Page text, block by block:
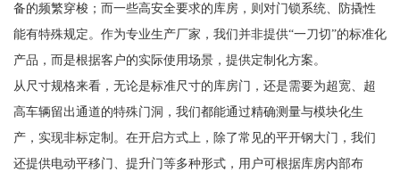
备的频繁穿梭；而一些高安全要求的库房，则对门锁系统、防撬性
能有特殊规定。作为专业生产厂家，我们并非提供“一刀切”的标准化
产品，而是根据客户的实际使用场景，提供定制化方案。
从尺寸规格来看，无论是标准尺寸的库房门，还是需要为超宽、超
高车辆留出通道的特殊门洞，我们都能通过精确测量与模块化生
产，实现非标定制。在开启方式上，除了常见的平开钢大门，我们
还提供电动平移门、提升门等多种形式，用户可根据库房内部布